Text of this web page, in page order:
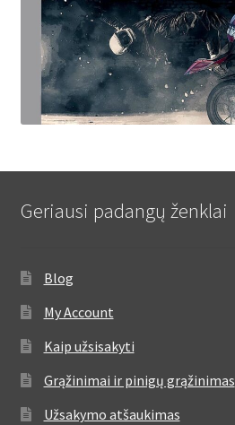
Geriausi padangų ženklai
Blog
My Account
Kaip užsisakyti
Grąžinimai ir pinigų grąžinimas
Užsakymo atšaukimas